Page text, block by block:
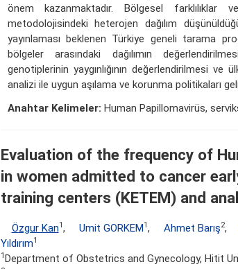
önem kazanmaktadır. Bölgesel farklılıklar
metodolojisindeki heterojen dağılım
yayınlaması beklenen Türkiye geneli tarama
bölgeler arasındaki dağılımın
genotiplerinin yaygınlığının değerlendirilmesi ve
analizi ile uygun aşılama ve korunma politikaları
Anahtar Kelimeler: Human Papillomavirüs,
Evaluation of the frequency of
in women admitted to cancer
training centers (KETEM) and
Özgur Kan1, Umit GORKEM1, Ahmet Barış2,
Yıldırım1
1Department of Obstetrics and Gynecology, Hitit